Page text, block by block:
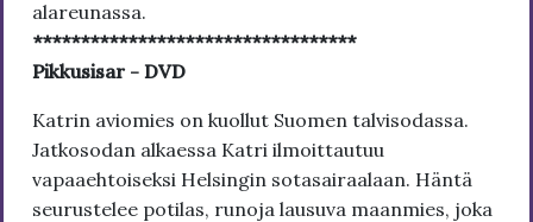
alareunassa.
**********************************
Pikkusisar - DVD
Katrin aviomies on kuollut Suomen talvisodassa.
Jatkosodan alkaessa Katri ilmoittautuu
vapaaehtoiseksi Helsingin sotasairaalaan. Häntä
seurustelee potilas, runoja lausuva maanmies, joka